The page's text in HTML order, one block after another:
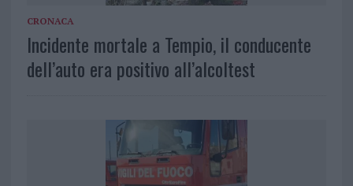
CRONACA
Incidente mortale a Tempio, il conducente
dell’auto era positivo all’alcoltest